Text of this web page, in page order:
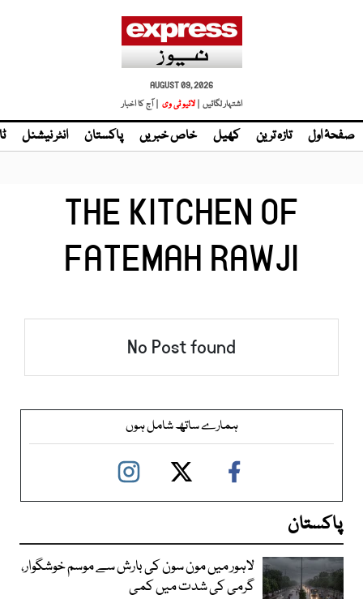
AUGUST 09, 2026
اشتہار لگائیں | لائیو ٹی وی | آج کا اخبار
صفحۂ اول تازہ ترین کھیل خاص خبریں پاکستان انٹر نیشنل
THE KITCHEN OF
FATEMAH RAWJI
No Post found
ہمارے ساتھ شامل ہوں
پاکستان
لاہور میں مون سون کی بارش سے موسم خوشگوار،
گرمی کی شدت میں کمی